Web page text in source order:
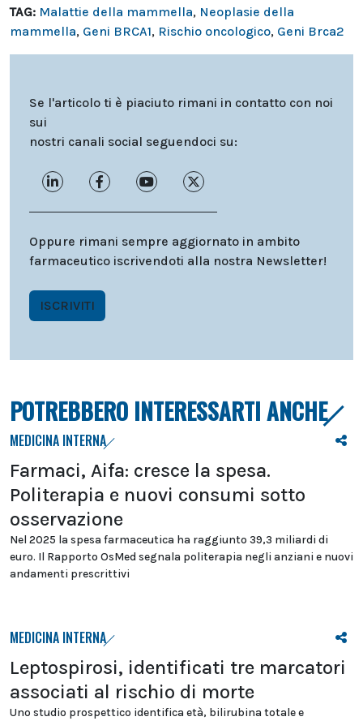
TAG: Malattie della mammella, Neoplasie della
mammella, Geni BRCA1, Rischio oncologico, Geni Brca2
Se l'articolo ti è piaciuto rimani in contatto con noi
sui
nostri canali social seguendoci su:
Oppure rimani sempre aggiornato in ambito
farmaceutico iscrivendoti alla nostra Newsletter!
ISCRIVITI
POTREBBERO INTERESSARTI ANCHE
MEDICINA INTERNA
Farmaci, Aifa: cresce la spesa.
Politerapia e nuovi consumi sotto
osservazione
Nel 2025 la spesa farmaceutica ha raggiunto 39,3 miliardi di
euro. Il Rapporto OsMed segnala politerapia negli anziani e nuovi
andamenti prescrittivi
MEDICINA INTERNA
Leptospirosi, identificati tre marcatori
associati al rischio di morte
Uno studio prospettico identifica età, bilirubina totale e